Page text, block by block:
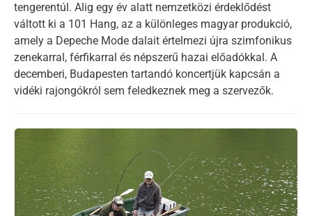
tengerentúl. Alig egy év alatt nemzetközi érdeklődést
váltott ki a 101 Hang, az a különleges magyar produkció,
amely a Depeche Mode dalait értelmezi újra szimfonikus
zenekarral, férfikarral és népszerű hazai előadókkal. A
decemberi, Budapesten tartandó koncertjük kapcsán a
vidéki rajongókról sem feledkeznek meg a szervezők.